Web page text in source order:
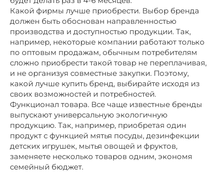
Какой фирмы лучше приобрести. Выбор бренда
должен быть обоснован направленностью
производства и доступностью продукции. Так,
например, некоторые компании работают только
по оптовым продажам, обычным потребителям
сложно приобрести такой товар не переплачивая,
и не организуя совместные закупки. Поэтому,
какой лучше купить бренд, выбирайте исходя из
своих возможностей и потребностей.
Функционал товара. Все чаще известные бренды
выпускают универсальную экологичную
продукцию. Так, например, приобретая один
продукт с функцией мятья посуды, дезинфекции
детских игрушек, мытья овощей и фруктов,
заменяете несколько товаров одним, экономя
семейный бюджет.